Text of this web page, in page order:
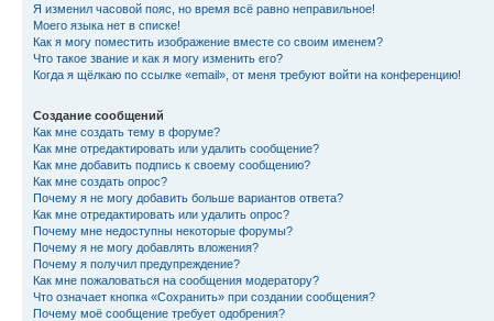
Я изменил часовой пояс, но время всё равно неправильное!
Моего языка нет в списке!
Как я могу поместить изображение вместе со своим именем?
Что такое звание и как я могу изменить его?
Когда я щёлкаю по ссылке «email», от меня требуют войти на конференцию!
Создание сообщений
Как мне создать тему в форуме?
Как мне отредактировать или удалить сообщение?
Как мне добавить подпись к своему сообщению?
Как мне создать опрос?
Почему я не могу добавить больше вариантов ответа?
Как мне отредактировать или удалить опрос?
Почему мне недоступны некоторые форумы?
Почему я не могу добавлять вложения?
Почему я получил предупреждение?
Как мне пожаловаться на сообщения модератору?
Что означает кнопка «Сохранить» при создании сообщения?
Почему моё сообщение требует одобрения?